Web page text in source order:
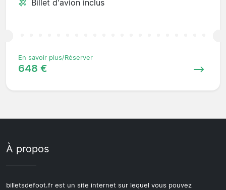
Billet d'avion inclus
En savoir plus/Réserver
648 €
À propos
billetsdefoot.fr est un site internet sur lequel vous pouvez